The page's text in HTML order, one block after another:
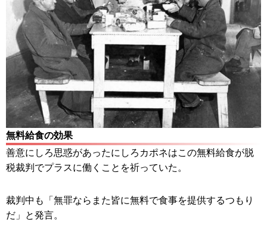
無料給食の効果
善意にしろ思惑があったにしろカポネはこの無料給食が脱
税裁判でプラスに働くことを祈っていた。
裁判中も「無罪ならまた皆に無料で食事を提供するつもり
だ」と発言。